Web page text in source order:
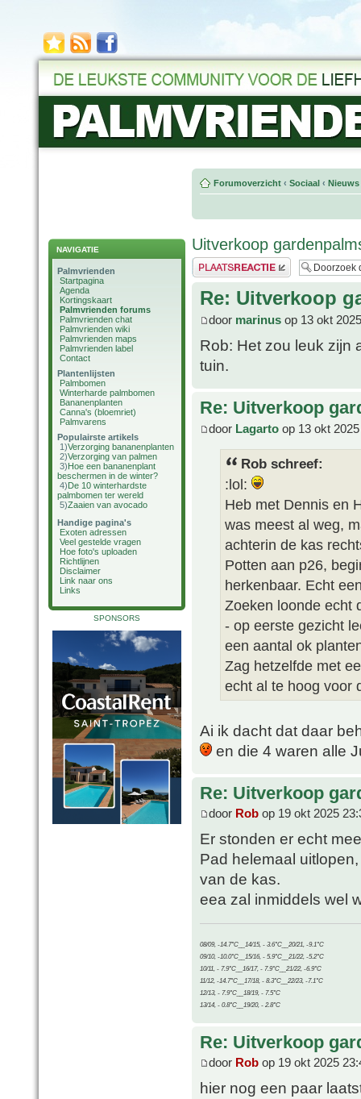
NAVIGATIE
Palmvrienden
Startpagina
Agenda
Kortingskaart
Palmvrienden forums
Palmvrienden chat
Palmvrienden wiki
Palmvrienden maps
Palmvrienden label
Contact
Plantenlijsten
Palmbomen
Winterharde palmbomen
Bananenplanten
Canna's (bloemriet)
Palmvarens
Populairste artikels
1)Verzorging bananenplanten
2)Verzorging van palmen
3)Hoe een bananenplant
beschermen in de winter?
4)De 10 winterhardste
palmbomen ter wereld
5)Zaaien van avocado
Handige pagina's
Exoten adressen
Veel gestelde vragen
Hoe foto's uploaden
Richtlijnen
Disclaimer
Link naar ons
Links
SPONSORS
Forumoverzicht ‹ Sociaal ‹
Uitverkoop
Plaats een reactie
Re: Uitverkoop
door marinus op 13 okt
Rob: Het zou leuk zijn
tuin.
Re: Uitverkoop
door Lagarto op 13 okt
Rob schreef:
:lol:
Heb met Dennis en
was meest al weg,
achterin de kas
Potten aan p26,
herkenbaar. Echt
Zoeken loonde echt
- op eerste gezicht
een aantal ok
Zag hetzelfde met
echt al te hoog voor
Ai ik dacht dat daar
en die 4 waren alle
Re: Uitverkoop
door Rob op 19 okt 2025
Er stonden er echt
Pad helemaal
van de kas.
eea zal inmiddels wel
08/09, -14.7°C__14/15, - 3.6°C__20/21, -9.1°C
09/10, -10.0°C__15/16, - 5.9°C__21/22, -5.2°C
10/11, - 7.9°C__16/17, - 7.9°C__21/22, -6.9°C
11/12, -14.7°C__17/18, - 8.3°C__22/23, -7.1°C
12/13, - 7.9°C__18/19, - 7.5°C
13/14, - 0.8°C__19/20, - 2.8°C
Re: Uitverkoop
door Rob op 19 okt 2025
hier nog een paar